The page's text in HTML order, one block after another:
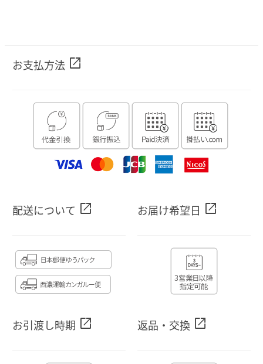
お支払方法 open_in_new
配送について open_in_new お届け希望日 open_in_new
お引渡し時期 open_in_new 返品・交換 open_in_new